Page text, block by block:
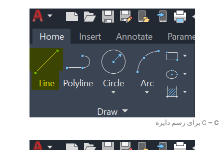
C – C برای رسم دایره